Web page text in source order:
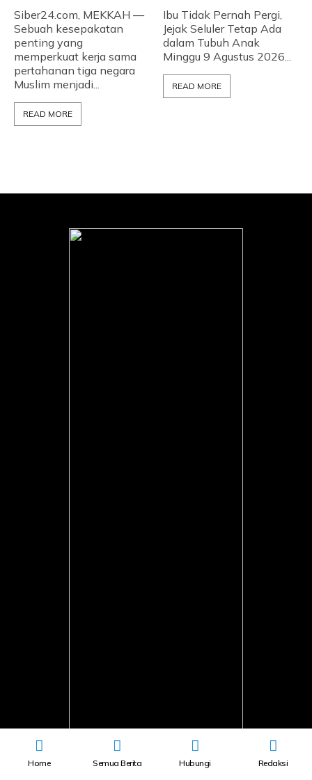
Siber24.com, MEKKAH —
Sebuah kesepakatan
penting yang
memperkuat kerja sama
pertahanan tiga negara
Muslim menjadi...
READ MORE
Ibu Tidak Pernah Pergi,
Jejak Seluler Tetap Ada
dalam Tubuh Anak
Minggu 9 Agustus 2026...
READ MORE
Home Semua Berita Hubungi Redaksi